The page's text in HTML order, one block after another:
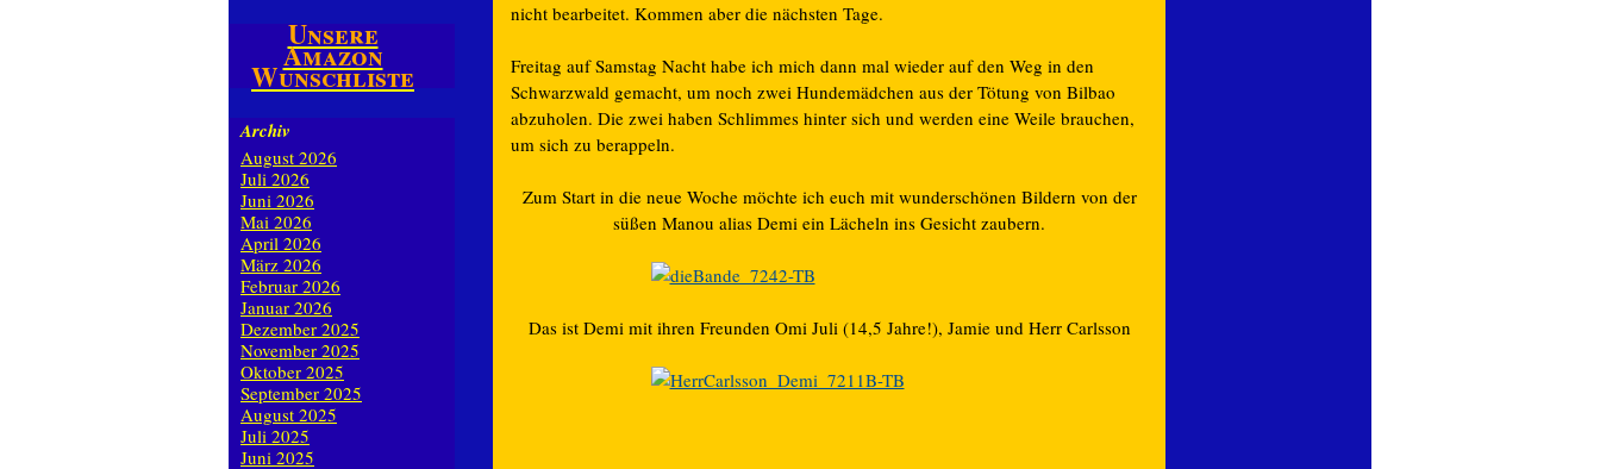
nicht bearbeitet. Kommen aber die nächsten Tage.
Freitag auf Samstag Nacht habe ich mich dann mal wieder auf den Weg in den
Schwarzwald gemacht, um noch zwei Hundemädchen aus der Tötung von Bilbao
abzuholen. Die zwei haben Schlimmes hinter sich und werden eine Weile brauchen,
um sich zu berappeln.
Zum Start in die neue Woche möchte ich euch mit wunderschönen Bildern von der
süßen Manou alias Demi ein Lächeln ins Gesicht zaubern.
Das ist Demi mit ihren Freunden Omi Juli (14,5 Jahre!), Jamie und Herr Carlsson
Unsere
Amazon
Wunschliste
Archiv
August 2026
Juli 2026
Juni 2026
Mai 2026
April 2026
März 2026
Februar 2026
Januar 2026
Dezember 2025
November 2025
Oktober 2025
September 2025
August 2025
Juli 2025
Juni 2025